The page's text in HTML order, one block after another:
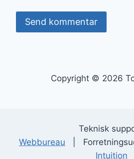
Copyright © 2026
Teknisk
Webbureau |
Intuition